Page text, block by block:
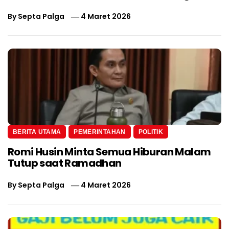
BySepta Palga 4 Maret 2026
BERITA UTAMA PEMERINTAHAN POLITIK
Romi Husin Minta Semua Hiburan Malam
Tutup saat Ramadhan
BySepta Palga 4 Maret 2026